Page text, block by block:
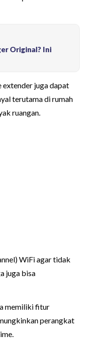
Original? Ini
extender juga dapat
terutama di rumah
ruangan.
WiFi agar tidak
juga bisa
memiliki fitur
perangkat